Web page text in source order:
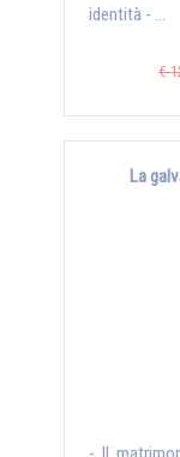
identità - ...
€
La